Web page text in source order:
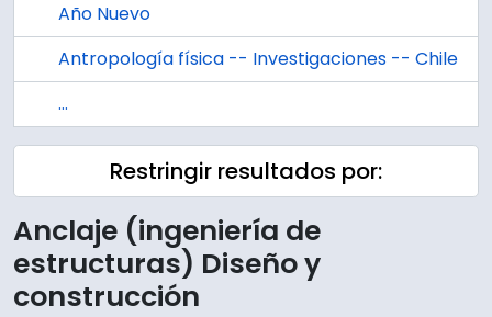
Año Nuevo
Antropología física -- Investigaciones -- Chile
...
Restringir resultados por:
Anclaje (ingeniería de
estructuras) Diseño y
construcción